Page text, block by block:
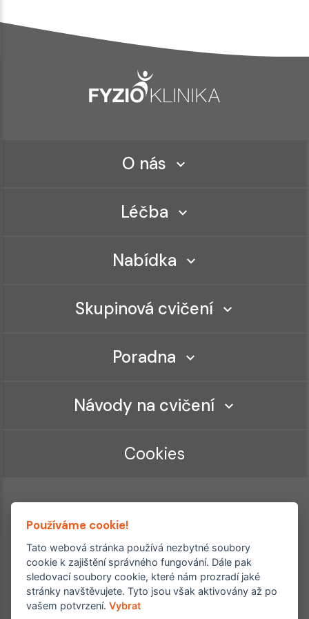
O nás
Léčba
Nabídka
Skupinová cvičení
Poradna
Návody na cvičení
Cookies
Ordinace roku
Rehabilitační ordinace
2. místo – 2017/2019
Používáme cookie!
Tato webová stránka používá nezbytné soubory
cookie k zajištění správného fungování. Dále pak
sledovací soubory cookie, které nám prozradí jaké
stránky navštěvujete. Tyto jsou však aktivovány až po
vašem potvrzení.Vybrat